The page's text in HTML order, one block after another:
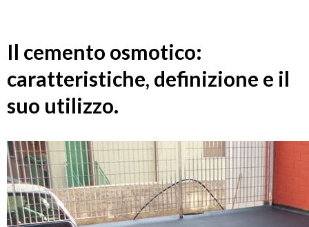
Il cemento osmotico:
caratteristiche, definizione e il
suo utilizzo.